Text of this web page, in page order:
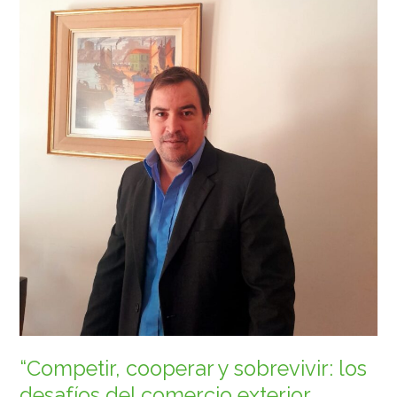
“Competir, cooperar y sobrevivir: los
comercio
latinoamericano”